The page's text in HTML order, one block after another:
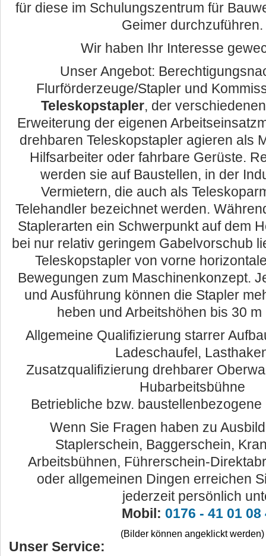
für diese im Schulungszentrum für
Geimer durchzuführen.
Wir haben Ihr Interesse
Unser Angebot:
Flurförderzeuge/Stapler und
Teleskopstapler, der
Erweiterung der eigenen
drehbaren Teleskopstapler agieren als
Hilfsarbeiter oder fahrbare Gerüste.
werden sie auf Baustellen, in der
Vermietern, die auch als
Telehandler bezeichnet werden.
Staplerarten ein Schwerpunkt auf dem
bei nur relativ geringem Gabelvorschub
Teleskopstapler von vorne
Bewegungen zum Maschinenkonzept.
und Ausführung können die Stapler
heben und Arbeitshöhen bis 30
Allgemeine Qualifizierung starrer
Ladeschaufel,
Zusatzqualifizierung drehbarer
Hubarbeitsbühne
Betriebliche bzw.
Wenn Sie Fragen haben zu
Staplerschein, Baggerschein,
Arbeitsbühnen, Führerschein-
oder allgemeinen Dingen erreichen
jederzeit persönlich
Mobil: 0176 - 41 01 08
(Bilder können angeklickt werden)
Unser Service: